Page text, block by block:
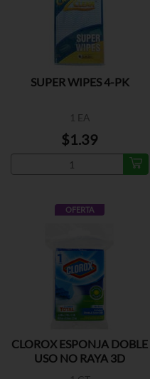
SUPER WIPES 4-PK
1 EA
$1.39
OFERTA
CLOROX ESPONJA DOBLE
USO NO RAYA 3D